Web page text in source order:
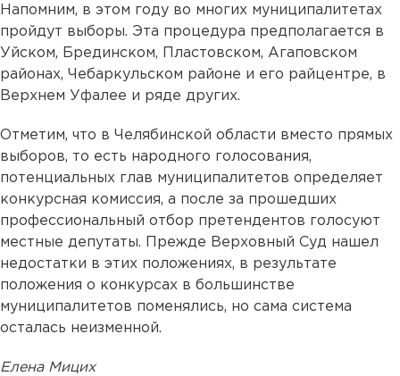
Напомним, в этом году во многих муниципалитетах
пройдут выборы. Эта процедура предполагается в
Уйском, Брединском, Пластовском, Агаповском
районах, Чебаркульском районе и его райцентре, в
Верхнем Уфалее и ряде других.
Отметим, что в Челябинской области вместо прямых
выборов, то есть народного голосования,
потенциальных глав муниципалитетов определяет
конкурсная комиссия, а после за прошедших
профессиональный отбор претендентов голосуют
местные депутаты. Прежде Верховный Суд нашел
недостатки в этих положениях, в результате
положения о конкурсах в большинстве
муниципалитетов поменялись, но сама система
осталась неизменной.
Елена Мицих